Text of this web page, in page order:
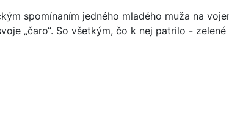
spomínaním jedného mladého muža na
„čaro“. So všetkým, čo k nej patrilo -